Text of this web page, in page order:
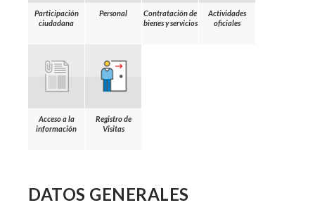
Participación
ciudadana
Personal
Contratación de
bienes y servicios
Actividades
oficiales
Acceso a la
información
Registro de
Visitas
DATOS GENERALES